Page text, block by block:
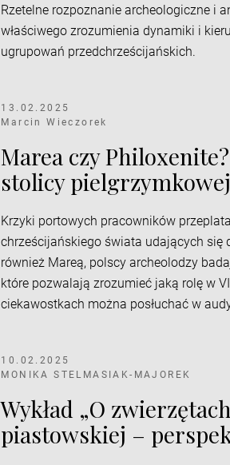
Rzetelne rozpoznanie archeologiczne i
właściwego zrozumienia dynamiki i
ugrupowań przedchrześcijańskich.
13.02.2025
Marcin Wieczorek
Marea czy
stolicy
Krzyki portowych pracowników
chrześcijańskiego świata udających się
również Mareą, polscy archeolodzy
które pozwalają zrozumieć jaką rolę w
ciekawostkach można posłuchać w
10.02.2025
MONIKA STELMASIAK-MAJOREK
Wykład „O
piastowskiej –